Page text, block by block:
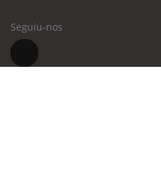
Seguiu-nos